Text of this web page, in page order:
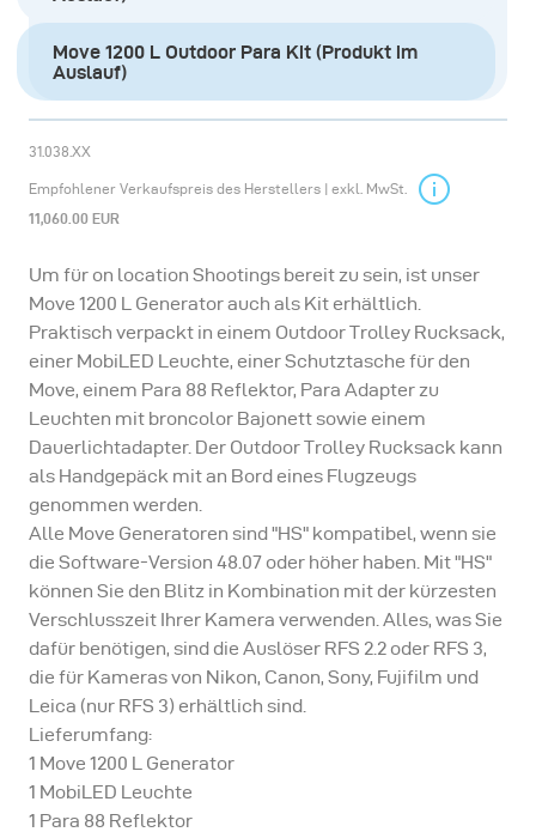
Move 1200 L Outdoor Para Kit (Produkt im
Auslauf)
31.038.XX
Empfohlener Verkaufspreis des Herstellers | exkl. MwSt.
11,060.00 EUR
Um für on location Shootings bereit zu sein, ist unser
Move 1200 L Generator auch als Kit erhältlich.
Praktisch verpackt in einem Outdoor Trolley Rucksack,
einer MobiLED Leuchte, einer Schutztasche für den
Move, einem Para 88 Reflektor, Para Adapter zu
Leuchten mit broncolor Bajonett sowie einem
Dauerlichtadapter. Der Outdoor Trolley Rucksack kann
als Handgepäck mit an Bord eines Flugzeugs
genommen werden.
Alle Move Generatoren sind "HS" kompatibel, wenn sie
die Software-Version 48.07 oder höher haben. Mit "HS"
können Sie den Blitz in Kombination mit der kürzesten
Verschlusszeit Ihrer Kamera verwenden. Alles, was Sie
dafür benötigen, sind die Auslöser RFS 2.2 oder RFS 3,
die für Kameras von Nikon, Canon, Sony, Fujifilm und
Leica (nur RFS 3) erhältlich sind.
Lieferumfang:
1 Move 1200 L Generator
1 MobiLED Leuchte
1 Para 88 Reflektor